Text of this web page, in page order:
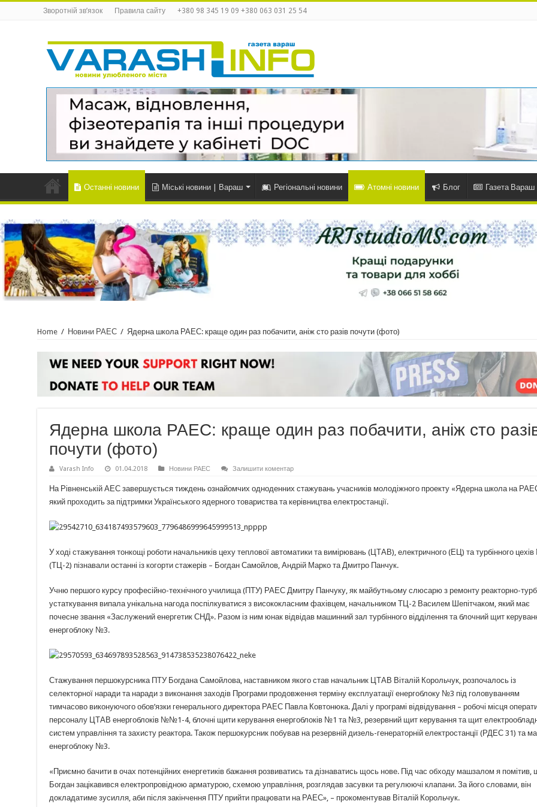
Зворотній зв’язок Правила сайту +380 98 345 19 09 +380 063 031 25 54
Останні новини Міські новини | Вараш Регіональні новини Атомні новини Блог Газета Вараш
Home / Новини РАЕС / Ядерна школа РАЕС: краще один раз побачити, аніж сто разів почути (фото)
Ядерна школа РАЕС: краще один раз побачити, аніж сто
почути (фото)
Varash Info 01.04.2018 Новини РАЕС Залишити коментар
На Рівненській АЕС завершується тиждень ознайомчих одноденних стажувань учасників молодіжного проекту «Ядерна школа на
який проходить за підтримки Українського ядерного товариства та керівництва електростанції.
У ході стажування тонкощі роботи начальників цеху теплової автоматики та вимірювань (ЦТАВ), електричного (ЕЦ) та турбінного
(ТЦ-2) пізнавали останні із когорти стажерів – Богдан Самойлов, Андрій Марко та Дмитро Панчук.
Учню першого курсу професійно-технічного училища (ПТУ) РАЕС Дмитру Панчуку, як майбутньому слюсарю з ремонту реакторно-
устаткування випала унікальна нагода поспілкуватися з висококласним фахівцем, начальником ТЦ-2 Василем Шепітчаком, який має
почесне звання «Заслужений енергетик СНД». Разом із ним юнак відвідав машинний зал турбінного відділення та блочний щит
енергоблоку №3.
Стажування першокурсника ПТУ Богдана Самойлова, наставником якого став начальник ЦТАВ Віталій Корольчук, розпочалось із
селекторної наради та наради з виконання заходів Програми продовження терміну експлуатації енергоблоку №3 під головуванням
тимчасово виконуючого обов’язки генерального директора РАЕС Павла Ковтонюка. Далі у програмі відвідування – робочі місця
персоналу ЦТАВ енергоблоків №№1-4, блочні щити керування енергоблоків №1 та №3, резервний щит керування та щит
систем управління та захисту реактора. Також першокурсник побував на резервній дизель-генераторній електростанції (РДЕС 31) та
енергоблоку №3.
«Приємно бачити в очах потенційних енергетиків бажання розвиватись та дізнаватись щось нове. Під час обходу машзалом я помітив,
Богдан зацікавився електропровідною арматурою, схемою управління, розглядав засувки та регулюючі клапани. За його словами, він
докладатиме зусилля, аби після закінчення ПТУ прийти працювати на РАЕС», – прокоментував Віталій Корольчук.